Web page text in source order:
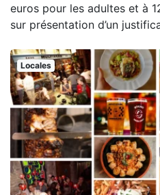
euros pour les adultes et à
sur présentation d’un
Locales